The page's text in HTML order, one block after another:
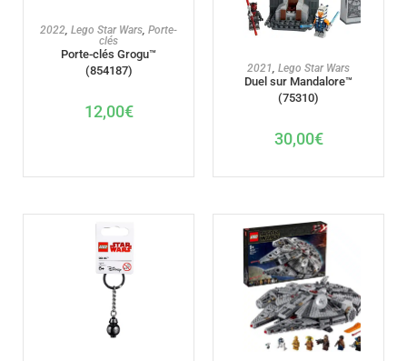
AJOUTER AU PANIER
2022, Lego Star Wars, Porte-
clés
Porte-clés Grogu™
(854187)
12,00€
AJOUTER AU PANIER
2021, Lego Star Wars
Duel sur Mandalore™
(75310)
30,00€